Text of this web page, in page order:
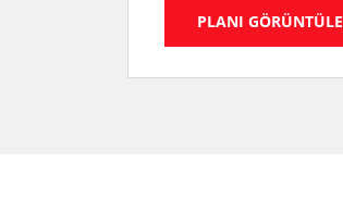
PLANI GÖRÜNTÜLE